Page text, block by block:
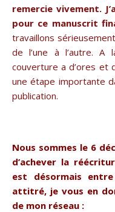
remercie vivement.
pour ce manuscrit
travaillons
de l’une à l’autre. A
couverture a d’ores et
une étape importante
publication.
Nous sommes le 6
d’achever la
est désormais
attitré, je vous en
de mon réseau :